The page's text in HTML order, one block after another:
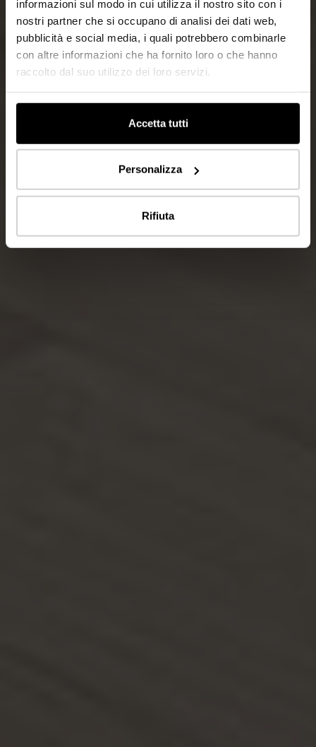
informazioni sul modo in cui utilizza il nostro sito con i
nostri partner che si occupano di analisi dei dati web,
pubblicità e social media, i quali potrebbero combinarle
con altre informazioni che ha fornito loro o che hanno
raccolto dal suo utilizzo dei loro servizi.
Accetta tutti
Personalizza
Rifiuta